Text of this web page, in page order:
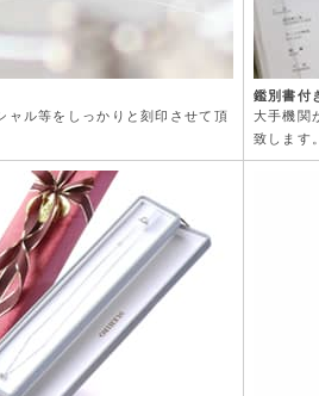
ャル等をしっかりと刻印させて頂
鑑別書付
大手機関
致します